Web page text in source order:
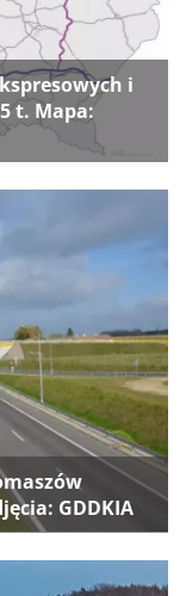
i
t. Mapa:
GDDKIA